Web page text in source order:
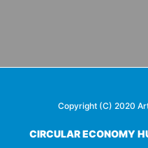
Copyright (C) 2020
CIRCULAR ECONOMY